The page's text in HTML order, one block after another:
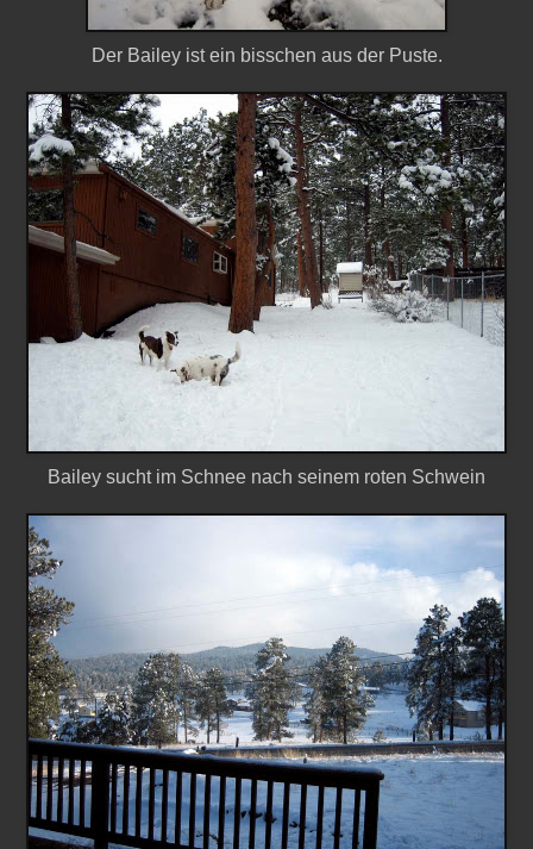
Der Bailey ist ein bisschen aus der Puste.
Bailey sucht im Schnee nach seinem roten Schwein